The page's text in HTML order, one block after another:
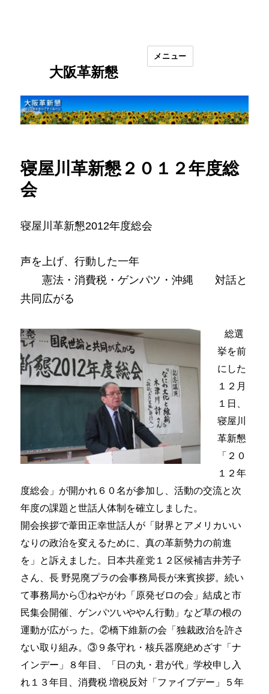
大阪革新懇
メニュー
寝屋川革新懇２０１２年度総
会
寝屋川革新懇2012年度総会
声を上げ、行動した一年
憲法・消費税・ゲンパツ・沖縄 対話と
共同広がる
総選
挙を前
にした
１２月
１日、
寝屋川
革新懇
「２０
１２年
度総会」が開かれ６０名が参加し、活動の交流と次
年度の課題と世話人体制を確立しました。
開会挨拶で葦田正幸世話人が「財界とアメリカいい
なりの政治を変えるために、真の革新勢力の前進
を」と訴えました。日本共産党１２区候補吉井芳子
さん、長 野晃廃プラの会事務局長が来賓挨拶。続い
て事務局から①ねやがわ「原発ゼロの会」結成と市
民集会開催、ゲンパツいややん行動」など草の根の
運動が広がっ た。②橋下維新の会「独裁政治を許さ
ない取り組み。③９条守れ・核兵器廃絶めざす「ナ
インデー」８年目、「日の丸・君が代」学校申し入
れ１３年目、消費税 増税反対「ファイブデー」５年